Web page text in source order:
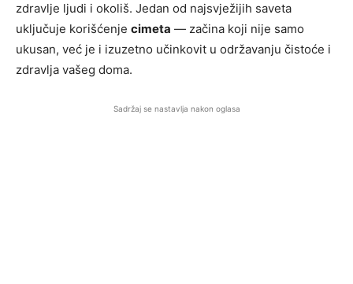
zdravlje ljudi i okoliš. Jedan od najsvježijih saveta
uključuje korišćenje cimeta — začina koji nije samo
ukusan, već je i izuzetno učinkovit u održavanju čistoće i
zdravlja vašeg doma.
Sadržaj se nastavlja nakon oglasa